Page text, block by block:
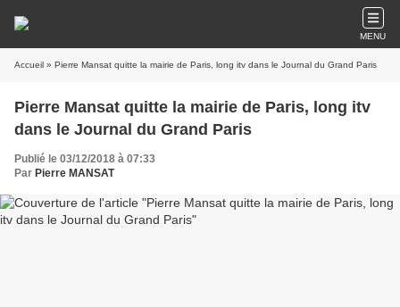
MENU
Accueil » Pierre Mansat quitte la mairie de Paris, long itv dans le Journal du Grand Paris
Pierre Mansat quitte la mairie de Paris, long itv
dans le Journal du Grand Paris
Publié le 03/12/2018 à 07:33
Par Pierre MANSAT